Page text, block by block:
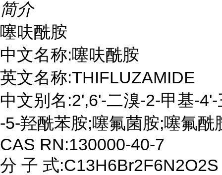
简介
噻呋酰胺
中文名称:噻呋酰胺
英文名称:THIFLUZAMIDE
中文别名:2',6'-二溴-2-甲基-
-5-羟酰苯胺;噻氟菌胺;噻氟酰
CAS RN:130000-40-7
分 子 式:C13H6Br2F6N2O2S